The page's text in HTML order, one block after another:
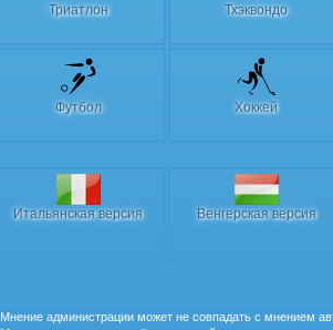
Триатлон Тхэквондо
Футбол Хоккей
Итальянская версия Венгерская версия
Мнение администрации может не совпадать с мнением